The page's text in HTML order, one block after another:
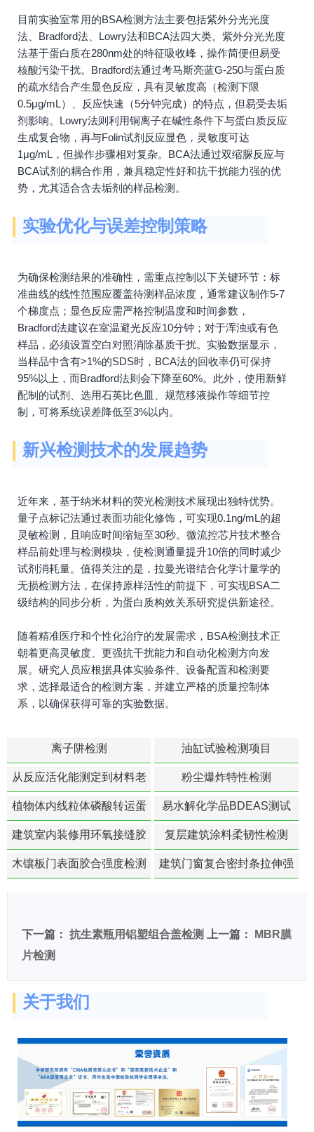
目前实验室常用的BSA检测方法主要包括紫外分光光度
法、Bradford法、Lowry法和BCA法四大类。紫外分光光度
法基于蛋白质在280nm处的特征吸收峰，操作简便但易受
核酸污染干扰。Bradford法通过考马斯亮蓝G-250与蛋白质
的疏水结合产生显色反应，具有灵敏度高（检测下限
0.5μg/mL）、反应快速（5分钟完成）的特点，但易受去垢
剂影响。Lowry法则利用铜离子在碱性条件下与蛋白质反应
生成复合物，再与Folin试剂反应显色，灵敏度可达
1μg/mL，但操作步骤相对复杂。BCA法通过双缩脲反应与
BCA试剂的耦合作用，兼具稳定性好和抗干扰能力强的优
势，尤其适合含去垢剂的样品检测。
实验优化与误差控制策略
为确保检测结果的准确性，需重点控制以下关键环节：标
准曲线的线性范围应覆盖待测样品浓度，通常建议制作5-7
个梯度点；显色反应需严格控制温度和时间参数，
Bradford法建议在室温避光反应10分钟；对于浑浊或有色
样品，必须设置空白对照消除基质干扰。实验数据显示，
当样品中含有>1%的SDS时，BCA法的回收率仍可保持
95%以上，而Bradford法则会下降至60%。此外，使用新鲜
配制的试剂、选用石英比色皿、规范移液操作等细节控
制，可将系统误差降低至3%以内。
新兴检测技术的发展趋势
近年来，基于纳米材料的荧光检测技术展现出独特优势。
量子点标记法通过表面功能化修饰，可实现0.1ng/mL的超
灵敏检测，且响应时间缩短至30秒。微流控芯片技术整合
样品前处理与检测模块，使检测通量提升10倍的同时减少
试剂消耗量。值得关注的是，拉曼光谱结合化学计量学的
无损检测方法，在保持原样活性的前提下，可实现BSA二
级结构的同步分析，为蛋白质构效关系研究提供新途径。
随着精准医疗和个性化治疗的发展需求，BSA检测技术正
朝着更高灵敏度、更强抗干扰能力和自动化检测方向发
展。研究人员应根据具体实验条件、设备配置和检测要
求，选择最适合的检测方案，并建立严格的质量控制体
系，以确保获得可靠的实验数据。
离子阱检测 油缸试验检测项目
从反应活化能测定到材料老
化寿命预测的经典模型
粉尘爆炸特性检测
植物体内线粒体磷酸转运蛋
白活性检测
易水解化学品BDEAS测试
建筑室内装修用环氧接缝胶
苯含量检测
复层建筑涂料柔韧性检测
木镶板门表面胶合强度检测
建筑门窗复合密封条拉伸强
下一篇： 抗生素瓶用铝塑组合盖检测 上一篇：
MBR膜
片检测
关于我们